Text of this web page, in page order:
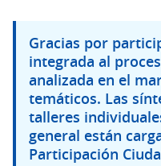
Gracias por
integrada al
analizada en el
temáticos. Las
talleres
general están
Participación